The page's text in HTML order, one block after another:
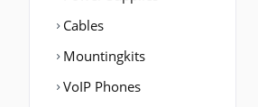
Cables
Mountingkits
VoIP Phones